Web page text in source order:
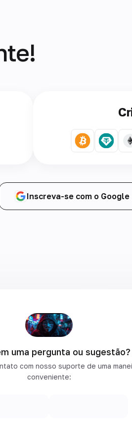
Inscreva-se com o Google
uma pergunta ou sugestão?
com nosso suporte de uma
conveniente: